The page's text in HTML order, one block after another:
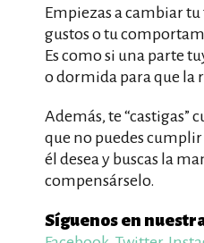
Empiezas a cambiar
gustos o tu
Es como si una parte
o dormida para que la
Además, te “castigas”
que no puedes
él desea y buscas la
compensárselo.
Síguenos en